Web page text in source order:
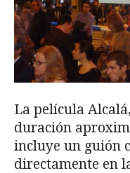
La película
duración
incluye un guión
directamente en